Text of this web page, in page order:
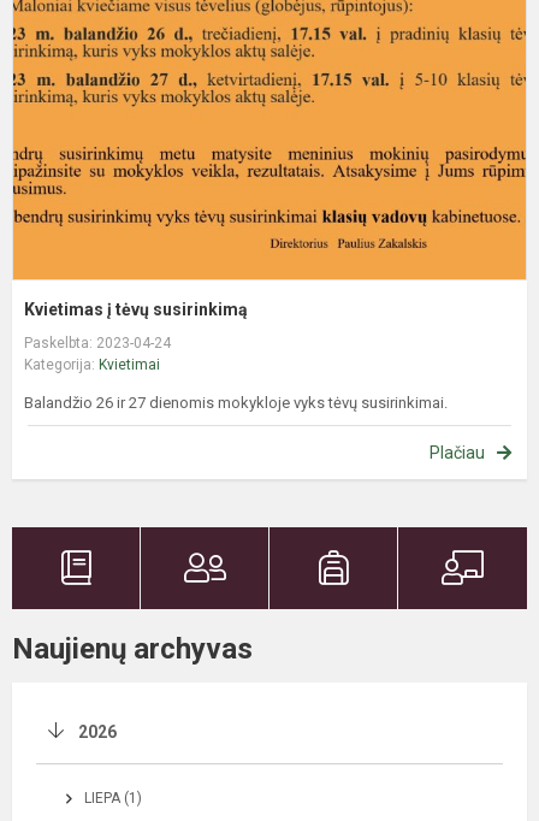
Kvietimas į tėvų susirinkimą
Paskelbta: 2023-04-24
Kategorija: Kvietimai
Balandžio 26 ir 27 dienomis mokykloje vyks tėvų susirinkimai.
Plačiau
Naujienų archyvas
2026
LIEPA (1)